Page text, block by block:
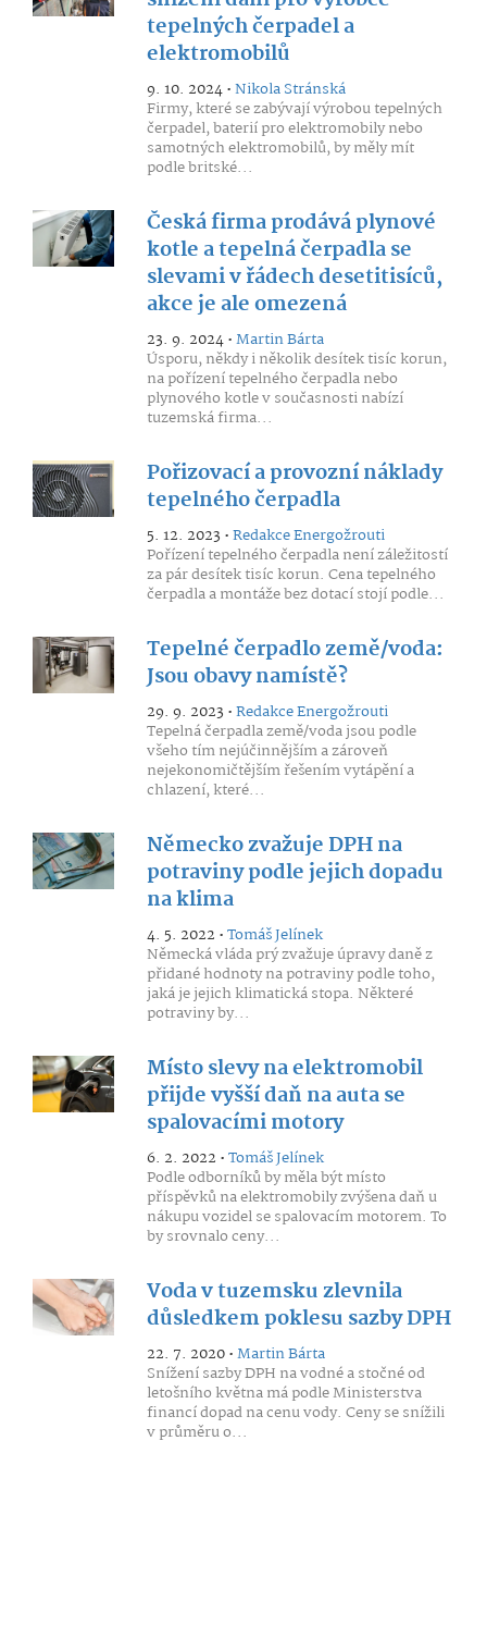
tepelných čerpadel a
elektromobilů
9. 10. 2024 •Nikola Stránská
Firmy, které se zabývají výrobou tepelných
čerpadel, baterií pro elektromobily nebo
samotných elektromobilů, by měly mít
podle britské...
Česká firma prodává plynové
kotle a tepelná čerpadla se
slevami v řádech desetitisíců,
akce je ale omezená
23. 9. 2024 •Martin Bárta
Úsporu, někdy i několik desítek tisíc korun,
na pořízení tepelného čerpadla nebo
plynového kotle v současnosti nabízí
tuzemská firma...
Pořizovací a provozní náklady
tepelného čerpadla
5. 12. 2023 •Redakce Energožrouti
Pořízení tepelného čerpadla není záležitostí
za pár desítek tisíc korun. Cena tepelného
čerpadla a montáže bez dotací stojí podle...
Tepelné čerpadlo země/voda:
Jsou obavy namístě?
29. 9. 2023 •Redakce Energožrouti
Tepelná čerpadla země/voda jsou podle
všeho tím nejúčinnějším a zároveň
nejekonomičtějším řešením vytápění a
chlazení, které...
Německo zvažuje DPH na
potraviny podle jejich dopadu
na klima
4. 5. 2022 •Tomáš Jelínek
Německá vláda prý zvažuje úpravy daně z
přidané hodnoty na potraviny podle toho,
jaká je jejich klimatická stopa. Některé
potraviny by...
Místo slevy na elektromobil
přijde vyšší daň na auta se
spalovacími motory
6. 2. 2022 •Tomáš Jelínek
Podle odborníků by měla být místo
příspěvků na elektromobily zvýšena daň u
nákupu vozidel se spalovacím motorem. To
by srovnalo ceny...
Voda v tuzemsku zlevnila
důsledkem poklesu sazby DPH
22. 7. 2020 •Martin Bárta
Snížení sazby DPH na vodné a stočné od
letošního května má podle Ministerstva
financí dopad na cenu vody. Ceny se snížili
v průměru o...